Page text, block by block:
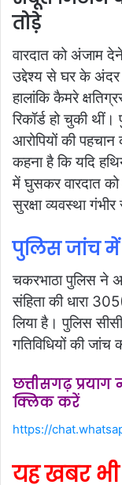
तोड़े
वारदात को अंजाम
उद्देश्य से घर के अंदर
हालांकि कैमरे
रिकॉर्ड हो चुकी
आरोपियों की
कहना है कि यदि
में घुसकर वारदात को
सुरक्षा व्यवस्था
पुलिस जांच
चकरभाठा पुलिस ने
संहिता की धारा
लिया है। पुलिस
गतिविधियों की
छत्तीसगढ़
क्लिक करें
https://
यह खबर